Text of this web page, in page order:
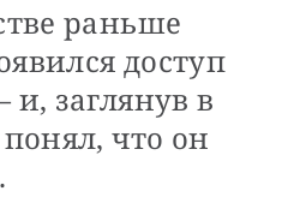
раньше
доступ
заглянув в
что он